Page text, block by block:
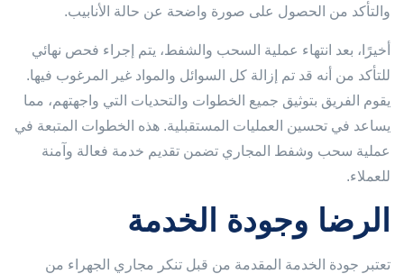
والتأكد من الحصول على صورة واضحة عن حالة الأنابيب.
أخيرًا، بعد انتهاء عملية السحب والشفط، يتم إجراء فحص نهائي
للتأكد من أنه قد تم إزالة كل السوائل والمواد غير المرغوب فيها.
يقوم الفريق بتوثيق جميع الخطوات والتحديات التي واجهتهم، مما
يساعد في تحسين العمليات المستقبلية. هذه الخطوات المتبعة في
عملية سحب وشفط المجاري تضمن تقديم خدمة فعالة وآمنة
للعملاء.
الرضا وجودة الخدمة
تعتبر جودة الخدمة المقدمة من قبل تنكر مجاري الجهراء من